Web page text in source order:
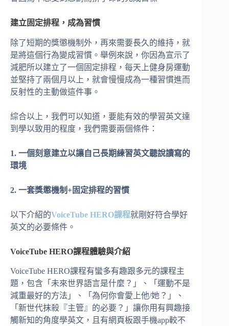
建立固定排程，成為習慣
除了短期的獎懲機制外，再來需要長久的維持，就
是將這個行為變成習慣。舉例來說，你因為宣示了
減肥所以建立了一個固定排程，每天上健身房運動
並堅持了兩個月以上，就會慢慢成為一種習慣進而
反射性的主動做這件事。
綜合以上，我們可以知道，要能有效的學習英文達
到學以致用的程度，我們需要兩個條件：
1. 一個刻意建立以讓自己長期練習英文聽說讀寫的
環境
2. 一套獎懲機制+固定排程的習慣
以下介紹的VoiceTube HERO課程就剛好符合學好
英文的必要條件。
VoiceTube HERO課程體驗與介紹
VoiceTube HERO課程有蠻多有趣跟多元的課程主
題，包含「未來世界語言是什麼？」、「運動不是
減重最好的方法」、「為何你會愛上他/她？」、
「新世代抹殺『主管』的必要？」讓你用有興趣接
觸新知的角度學英文，且有網頁板跟手機app較不